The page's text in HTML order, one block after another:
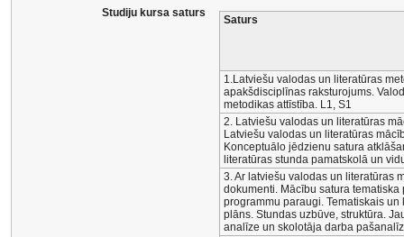
Studiju kursa saturs
Saturs
1.Latviešu valodas un literatūras
apakšdisciplīnas raksturojums.
metodikas attīstība. L1, S1
2. Latviešu valodas un literatūras
Latviešu valodas un literatūras
Konceptuālo jēdzienu satura
literatūras stunda pamatskolā un
3. Ar latviešu valodas un literatūras
dokumenti. Mācību satura
programmu paraugi. Tematiskais
plāns. Stundas uzbūve, struktūra.
analīze un skolotāja darba